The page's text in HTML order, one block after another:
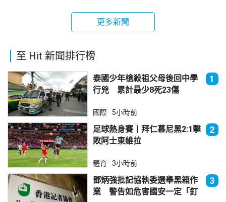
更多新聞
至 Hit 新聞排行榜
泰國少年槍殺祖父母後回中學
行兇 累計最少8死23傷
1
國際 5小時前
足球熱身賽丨拜仁慕尼黑2:1擊
敗阿士東維拉
2
體育 3小時前
鄧炳強批記協執委選舉黑箱作
業 警告如危害國安一定「釘
3